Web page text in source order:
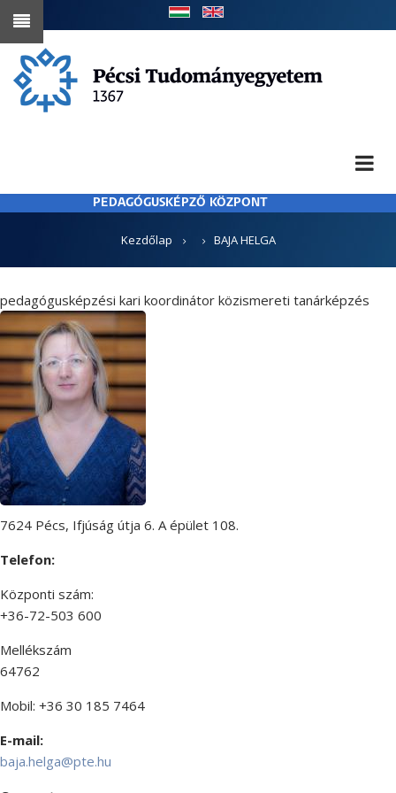
Ugrás
tartalomra
PEDAGÓGUSKÉPZŐ KÖZPONT
Kezdőlap BAJA HELGA
pedagógusképzési kari koordinátor közismereti tanárképzés
7624 Pécs, Ifjúság útja 6. A épület 108.
Telefon:
Központi szám:
+36-72-503 600
Mellékszám
64762
Mobil: +36 30 185 7464
E-mail:
baja.helga@pte.hu